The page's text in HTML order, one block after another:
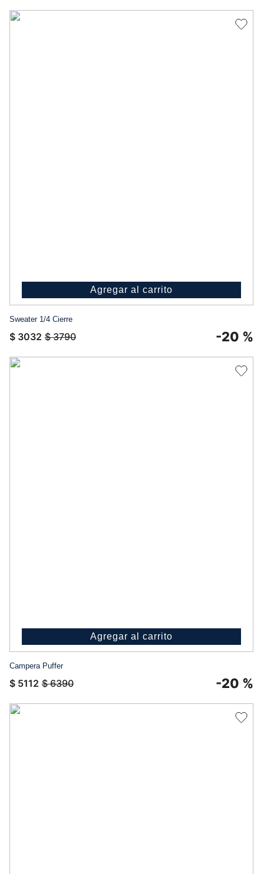
Agregar al carrito
Sweater 1/4 Cierre
$ 3032 $ 3790 -20 %
Agregar al carrito
Campera Puffer
$ 5112 $ 6390 -20 %